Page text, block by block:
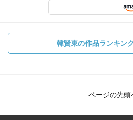
韓賢東の作品ランキン
ページの先頭